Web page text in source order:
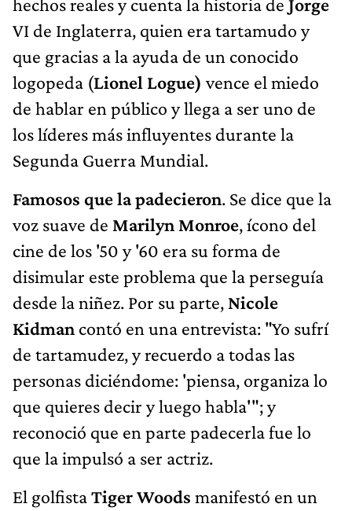
hechos reales y cuenta la historia de Jorge
VI de Inglaterra, quien era tartamudo y
que gracias a la ayuda de un conocido
logopeda (Lionel Logue) vence el miedo
de hablar en público y llega a ser uno de
los líderes más influyentes durante la
Segunda Guerra Mundial.
Famosos que la padecieron. Se dice que la
voz suave de Marilyn Monroe, ícono del
cine de los '50 y '60 era su forma de
disimular este problema que la perseguía
desde la niñez. Por su parte, Nicole
Kidman contó en una entrevista: "Yo sufrí
de tartamudez, y recuerdo a todas las
personas diciéndome: 'piensa, organiza lo
que quieres decir y luego habla'"; y
reconoció que en parte padecerla fue lo
que la impulsó a ser actriz.
El golfistaTiger Woods manifestó en un